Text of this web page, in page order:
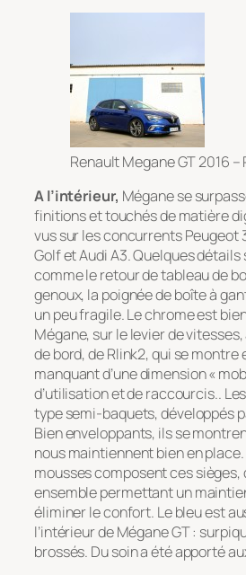
Renault Megane GT 2016 –
A l’intérieur, Mégane se
finitions et touchés de matière
vus sur les concurrents Peugeot
Golf et Audi A3. Quelques détails
comme le retour de tableau de
genoux, la poignée de boîte à
un peu fragile. Le chrome est
Mégane, sur le levier de
de bord, de Rlink2, qui se
manquant d’une dimension «
d’utilisation et de raccourcis..
type semi-baquets, développés
Bien enveloppants, ils se
nous maintiennent bien en
mousses composent ces sièges,
ensemble permettant un
éliminer le confort. Le bleu est
l’intérieur de Mégane GT :
brossés. Du soin a été apporté